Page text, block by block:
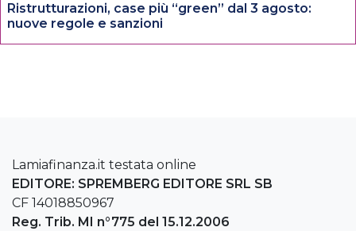
Ristrutturazioni, case più “green” dal 3 agosto:
nuove regole e sanzioni
Lamiafinanza.it testata online
EDITORE: SPREMBERG EDITORE SRL SB
CF 14018850967
Reg. Trib. MI n°775 del 15.12.2006